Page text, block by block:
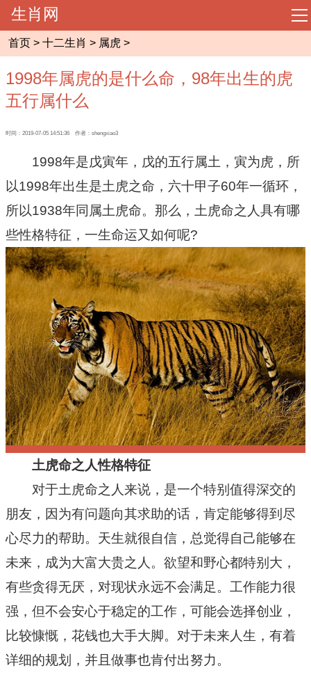
导
生肖网
相术大全
八字命理
风水知识
十二生肖
十二星座
节日民俗
首页 > 十二生肖 > 属虎 >
1998年属虎的是什么命，98年出生的虎
五行属什么
时间：2019-07-05 14:51:36 作者：shengxiao3
1998年是戊寅年，戊的五行属土，寅为虎，所
以1998年出生是土虎之命，六十甲子60年一循环，
所以1938年同属土虎命。那么，土虎命之人具有哪
些性格特征，一生命运又如何呢?
土虎命之人性格特征
对于土虎命之人来说，是一个特别值得深交的
朋友，因为有问题向其求助的话，肯定能够得到尽
心尽力的帮助。天生就很自信，总觉得自己能够在
未来，成为大富大贵之人。欲望和野心都特别大，
有些贪得无厌，对现状永远不会满足。工作能力很
强，但不会安心于稳定的工作，可能会选择创业，
比较慷慨，花钱也大手大脚。对于未来人生，有着
详细的规划，并且做事也肯付出努力。